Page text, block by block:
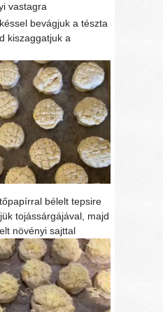
vastagra
bevágjuk a tészta
kiszaggatjuk a
bélelt tepsire
tojássárgájával, majd
növényi sajttal